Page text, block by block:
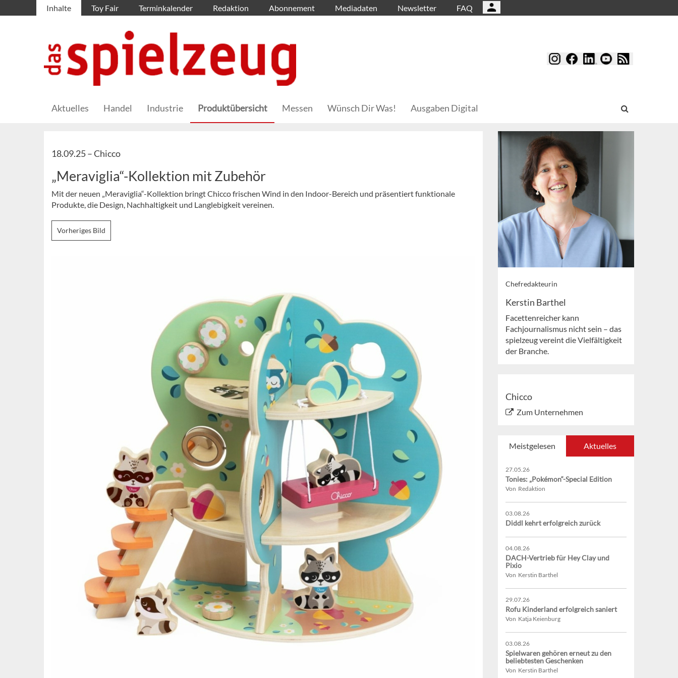
Inhalte Toy Fair Terminkalender Redaktion Abonnement Mediadaten Newsletter FAQ
Aktuelles Handel Industrie Produktübersicht Messen Wünsch Dir Was! Ausgaben Digital
18.09.25 –Chicco
„Meraviglia“-Kollektion mit Zubehör
Mit der neuen „Meraviglia“-Kollektion bringt Chicco frischen Wind in den Indoor-Bereich und präsentiert funktionale
Produkte, die Design, Nachhaltigkeit und Langlebigkeit vereinen.
Vorheriges Bild
Chefredakteurin
Kerstin Barthel
Facettenreicher kann
Fachjournalismus nicht sein – das
spielzeug vereint die Vielfältigkeit
der Branche.
Chicco
Zum Unternehmen
Meistgelesen Aktuelles
27.05.26
Tonies: „Pokémon“-Special Edition
Von Redaktion
03.08.26
Diddl kehrt erfolgreich zurück
04.08.26
DACH-Vertrieb für Hey Clay und
Pixio
Von Kerstin Barthel
29.07.26
Rofu Kinderland erfolgreich saniert
Von Katja Keienburg
03.08.26
Spielwaren gehören erneut zu den
beliebtesten Geschenken
Von Kerstin Barthel